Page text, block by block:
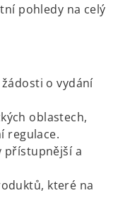
pohledy na celý
o vydání
oblastech,
regulace.
přístupnější a
které na